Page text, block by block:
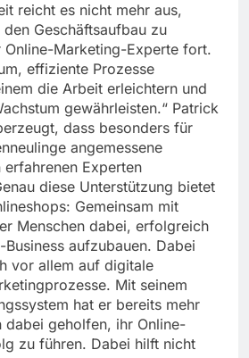
reicht es nicht mehr aus,
Geschäftsaufbau zu
Online-Marketing-Experte fort.
effiziente Prozesse
die Arbeit erleichtern und
gewährleisten.“ Patrick
dass besonders für
angemessene
Experten
diese Unterstützung bietet
Gemeinsam mit
Menschen dabei, erfolgreich
aufzubauen. Dabei
vor allem auf digitale
Mit seinem
hat er bereits mehr
dabei geholfen, ihr Online-
zu führen. Dabei hilft nicht